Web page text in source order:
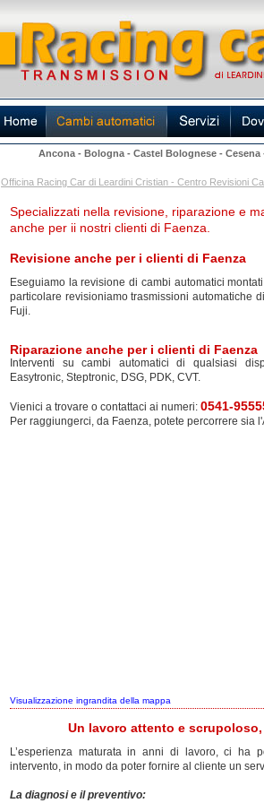
Ancona- Bologna- Castel Bolognese- Cesena
Officina Racing Car di Leardini Cristian - Centro Revisioni
Specializzati nella revisione, riparazione e
anche per ii nostri clienti di Faenza.
Revisione anche per i clienti di Faenza
Eseguiamo la revisione di cambi automatici
particolare revisioniamo trasmissioni automatiche
Fuji.
Riparazione anche per i clienti di Faenza
Interventi su cambi automatici di qualsiasi
Easytronic, Steptronic, DSG, PDK, CVT.
Vienici a trovare o contattaci ai numeri: 0541-
Per raggiungerci, da Faenza, potete percorrere sia
Visualizzazione ingrandita della mappa
Un lavoro attento e
L’esperienza maturata in anni di lavoro, ci ha
intervento, in modo da poter fornire al cliente un
La diagnosi e il preventivo: